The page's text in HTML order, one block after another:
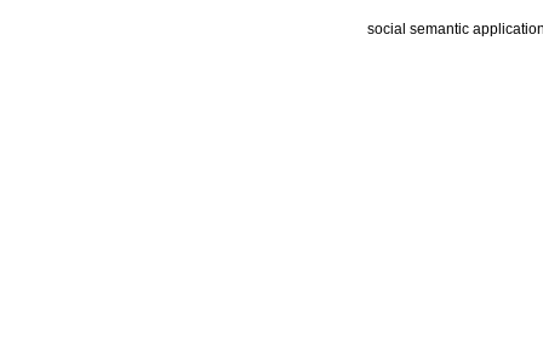
social semantic